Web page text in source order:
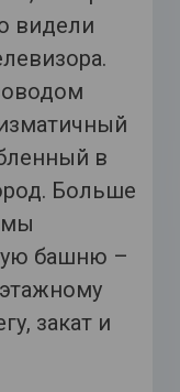
видели
в
Больше
мы
башню –
закат и